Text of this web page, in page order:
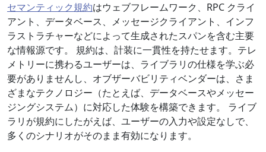
セマンティック規約はウェブフレームワーク、RPC クライ
アント、データベース、メッセージクライアント、インフ
ラストラチャーなどによって生成されたスパンを含む主要
な情報源です。 規約は、計装に一貫性を持たせます。テレ
メトリーに携わるユーザーは、ライブラリの仕様を学ぶ必
要がありませんし、オブザーバビリティベンダーは、さま
ざまなテクノロジー（たとえば、データベースやメッセー
ジングシステム）に対応した体験を構築できます。 ライブ
ラリが規約にしたがえば、ユーザーの入力や設定なしで、
多くのシナリオがそのまま有効になります。